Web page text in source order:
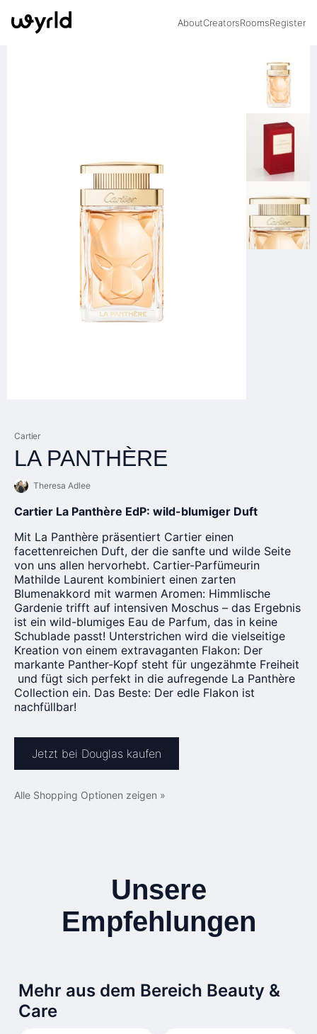
AboutCreatorsRoomsRegister
Cartier
LA PANTHÈRE
Theresa Adlee
Cartier La Panthère EdP: wild-blumiger Duft
Mit La Panthère präsentiert Cartier einen
facettenreichen Duft, der die sanfte und wilde Seite
von uns allen hervorhebt. Cartier-Parfümeurin
Mathilde Laurent kombiniert einen zarten
Blumenakkord mit warmen Aromen: Himmlische
Gardenie trifft auf intensiven Moschus – das Ergebnis
ist ein wild-blumiges Eau de Parfum, das in keine
Schublade passt! Unterstrichen wird die vielseitige
Kreation von einem extravaganten Flakon: Der
markante Panther-Kopf steht für ungezähmte Freiheit
und fügt sich perfekt in die aufregende La Panthère
Collection ein. Das Beste: Der edle Flakon ist
nachfüllbar!
Jetzt bei Douglas kaufen
Alle Shopping Optionen zeigen »
Unsere
Empfehlungen
Mehr aus dem Bereich Beauty &
Care